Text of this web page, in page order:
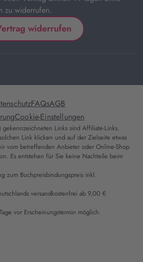
zu widerrufen.
widerrufen
FAQsAGB
Cookie-Einstellungen
Links sind Affiliate-Links.
Link klicken und auf der Zielseite etwas
vom betreffenden Anbieter oder Online-Shop
Es entstehen für Sie keine Nachteile beim
zum Buchpreisbindungspreis inkl.
versandkostenfrei ab 9,00 €
vor Erscheinungstermin möglich.